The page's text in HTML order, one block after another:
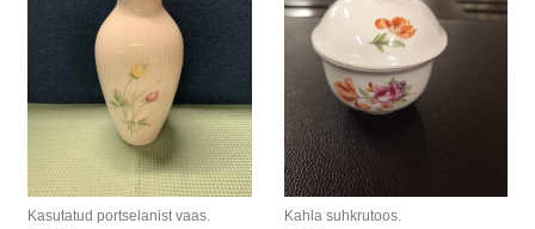
Kasutatud portselanist vaas.
Kahla suhkrutoos.